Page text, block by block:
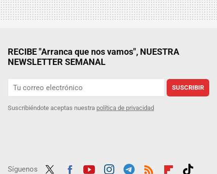
RECIBE "Arranca que nos vamos", NUESTRA
NEWSLETTER SEMANAL
SUSCRIBIR
Suscribiéndote aceptas nuestra política de privacidad
Síguenos